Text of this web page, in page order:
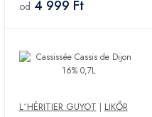
od 4 999 Ft
L´HÉRITIER GUYOT | LIKŐR